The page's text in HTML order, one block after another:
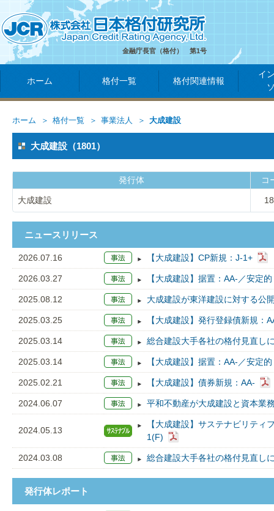
金融庁長官（格付） 第1号
ホーム 格付一覧 格付関連情報
イ
ホーム 格付一覧 事業法人 大成建設
大成建設（1801）
発行体 コ
大成建設
ニュースリリース
2026.07.16 【大成建設】CP新規：J-1+
2026.03.27 【大成建設】据置：AA-／安定的
2025.08.12 大成建設が東洋建設に対する公
2025.03.25 【大成建設】発行登録債新規：
2025.03.14 総合建設大手各社の格付見直し
2025.03.14 【大成建設】据置：AA-／安定的
2025.02.21 【大成建設】債券新規：AA-
2024.06.07 平和不動産が大成建設と資本業
2024.05.13
【大成建設】サステナビリテ
1(F)
2024.03.08 総合建設大手各社の格付見直し
発行体レポート